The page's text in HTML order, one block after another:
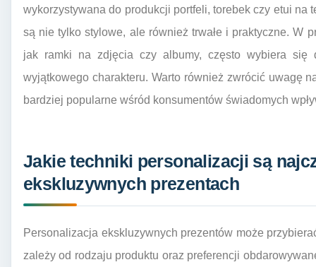
wykorzystywana do produkcji portfeli, torebek czy etui na
są nie tylko stylowe, ale również trwałe i praktyczne. W
jak ramki na zdjęcia czy albumy, często wybiera się
wyjątkowego charakteru. Warto również zwrócić uwagę
bardziej popularne wśród konsumentów świadomych
Jakie techniki personalizacji są
ekskluzywnych prezentach
Personalizacja ekskluzywnych prezentów może
zależy od rodzaju produktu oraz preferencji